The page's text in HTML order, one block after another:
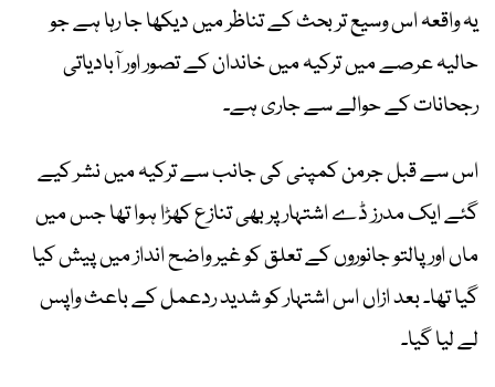
یہ واقعہ اس وسیع تر بحث کے تناظر میں دیکھا جا رہا ہے جو
حالیہ عرصے میں ترکیہ میں خاندان کے تصور اور آبادیاتی
رجحانات کے حوالے سے جاری ہے۔
اس سے قبل جرمن کمپنی کی جانب سے ترکیہ میں نشر کیے
گئے ایک مدرز ڈے اشتہار پر بھی تنازع کھڑا ہوا تھا جس میں
ماں اور پالتو جانوروں کے تعلق کو غیر واضح انداز میں پیش کیا
گیا تھا۔ بعد ازاں اس اشتہار کو شدید ردعمل کے باعث واپس
لے لیا گیا۔